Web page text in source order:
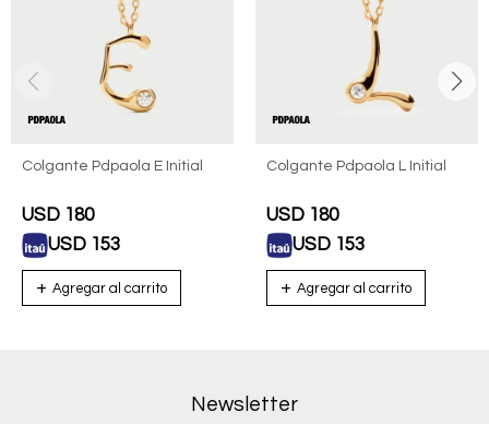
Colgante Pdpaola E Initial
USD 180
USD 153
Colgante Pdpaola L Initial
USD 180
USD 153
Newsletter